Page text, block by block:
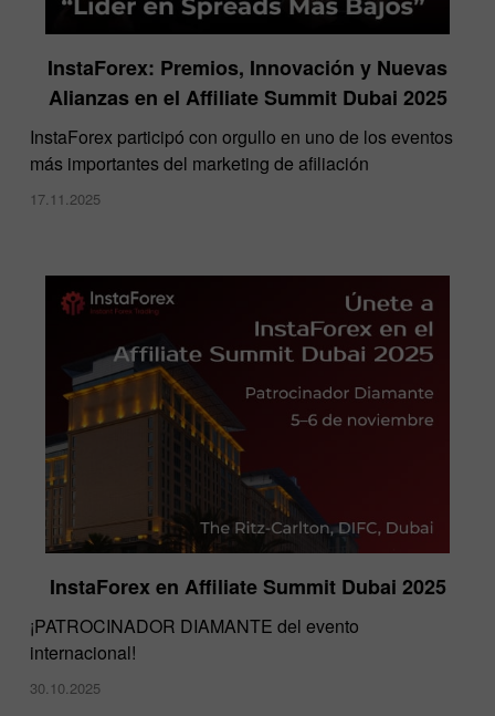
InstaForex: Premios, Innovación y Nuevas
Alianzas en el Affiliate Summit Dubai 2025
InstaForex participó con orgullo en uno de los eventos
más importantes del marketing de afiliación
17.11.2025
InstaForex en Affiliate Summit Dubai 2025
¡PATROCINADOR DIAMANTE del evento
internacional!
30.10.2025